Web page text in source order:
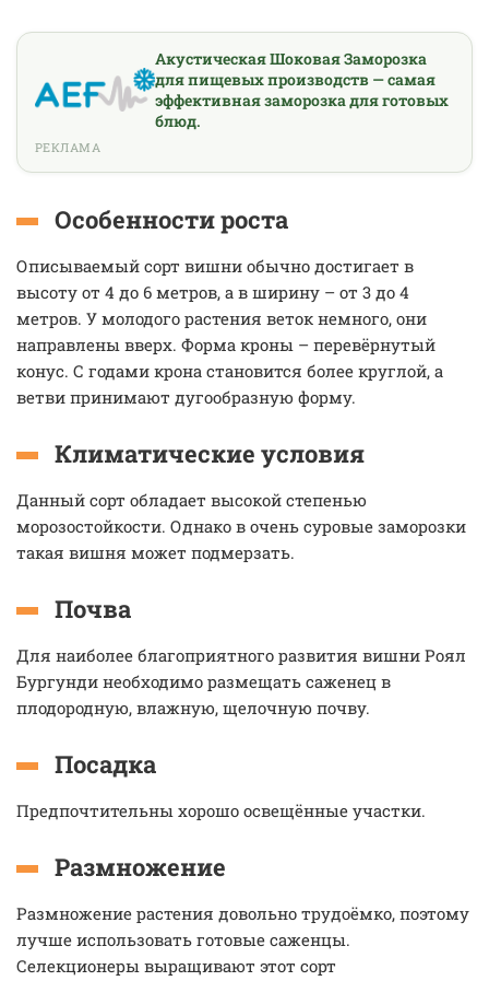
Акустическая Шоковая Заморозка
для пищевых производств — самая
эффективная заморозка для готовых
блюд.
РЕКЛАМА
Особенности роста
Описываемый сорт вишни обычно достигает в
высоту от 4 до 6 метров, а в ширину – от 3 до 4
метров. У молодого растения веток немного, они
направлены вверх. Форма кроны – перевёрнутый
конус. С годами крона становится более круглой, а
ветви принимают дугообразную форму.
Климатические условия
Данный сорт обладает высокой степенью
морозостойкости. Однако в очень суровые заморозки
такая вишня может подмерзать.
Почва
Для наиболее благоприятного развития вишни Роял
Бургунди необходимо размещать саженец в
плодородную, влажную, щелочную почву.
Посадка
Предпочтительны хорошо освещённые участки.
Размножение
Размножение растения довольно трудоёмко, поэтому
лучше использовать готовые саженцы.
Селекционеры выращивают этот сорт